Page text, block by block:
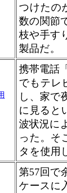
つけたの
数の関節
枝や手す
製品だ。
携帯電話
でもテレ
し、家で
に見ると
波状況に
った。そ
タを使用
第57回で
ケースに